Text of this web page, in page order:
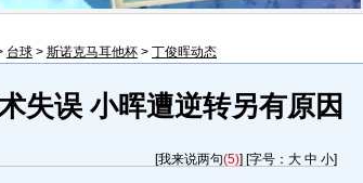
台球 > 斯诺克马耳他杯 > 丁俊晖动态
失误 小晖遭逆转另有原因
[我来说两句(5)] [字号： 大 中 小]